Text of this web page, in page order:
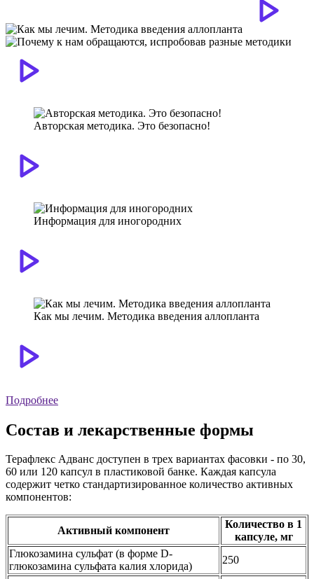
Авторская методика. Это безопасно!
Информация для иногородних
Как мы лечим. Методика введения аллопланта
Подробнее
Состав и лекарственные формы
Терафлекс Адванс доступен в трех вариантах фасовки - по 30,
60 или 120 капсул в пластиковой банке. Каждая капсула
содержит четко стандартизированное количество активных
компонентов:
Активный компонент
Количество в 1
капсуле, мг
Глюкозамина сульфат (в форме D-
глюкозамина сульфата калия хлорида)
250